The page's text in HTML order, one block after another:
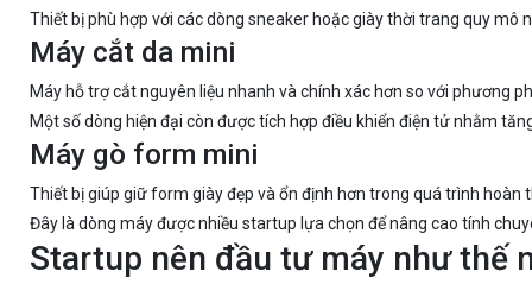
Thiết bị phù hợp với các dòng sneaker hoặc giày thời trang quy mô
Máy cắt da mini
Máy hỗ trợ cắt nguyên liệu nhanh và chính xác hơn so với phương
Một số dòng hiện đại còn được tích hợp điều khiển điện tử nhằm
Máy gò form mini
Thiết bị giúp giữ form giày đẹp và ổn định hơn trong quá trình hoàn
Đây là dòng máy được nhiều startup lựa chọn để nâng cao tính
Startup nên đầu tư máy như thế